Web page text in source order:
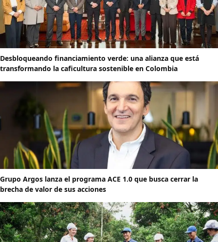
Desbloqueando financiamiento verde: una alianza que está
transformando la caficultura sostenible en Colombia
Grupo Argos lanza el programa ACE 1.0 que busca cerrar la
brecha de valor de sus acciones